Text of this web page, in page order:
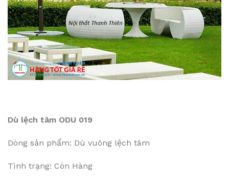
Dù lệch tâm ODU 019
Dòng sản phẩm: Dù vuông lệch tâm
Tình trạng: Còn Hàng